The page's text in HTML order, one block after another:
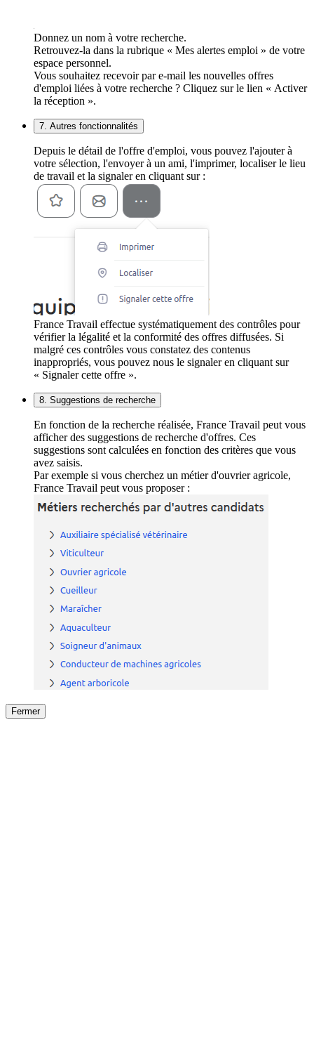
Donnez un nom à votre recherche.
Retrouvez-la dans la rubrique « Mes alertes emploi » de votre
espace personnel.
Vous souhaitez recevoir par e-mail les nouvelles offres
d'emploi liées à votre recherche ? Cliquez sur le lien « Activer
la réception ».
7. Autres fonctionnalités
Depuis le détail de l'offre d'emploi, vous pouvez l'ajouter à
votre sélection, l'envoyer à un ami, l'imprimer, localiser le lieu
de travail et la signaler en cliquant sur :
France Travail effectue systématiquement des contrôles pour
vérifier la légalité et la conformité des offres diffusées. Si
malgré ces contrôles vous constatez des contenus
inappropriés, vous pouvez nous le signaler en cliquant sur
« Signaler cette offre ».
8. Suggestions de recherche
En fonction de la recherche réalisée, France Travail peut vous
afficher des suggestions de recherche d'offres. Ces
suggestions sont calculées en fonction des critères que vous
avez saisis.
Par exemple si vous cherchez un métier d'ouvrier agricole,
France Travail peut vous proposer :
Fermer